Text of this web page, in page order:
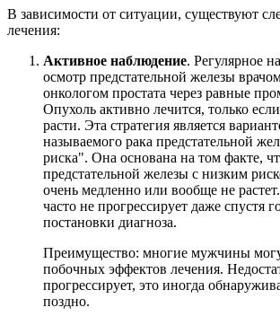
В зависимости от ситуации, существуют
лечения:
Активное наблюдение. Регулярное
осмотр предстательной железы
онкологом простата через равные
Опухоль активно лечится, только
расти. Эта стратегия является
называемого рака предстательной
риска". Она основана на том факте,
предстательной железы с низким
очень медленно или вообще не
часто не прогрессирует даже спустя
постановки диагноза.
Преимущество: многие мужчины
побочных эффектов лечения.
прогрессирует, это иногда
поздно.